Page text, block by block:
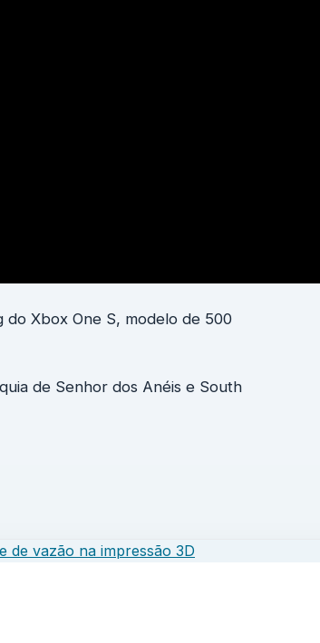
Xbox One S, modelo de 500
de Senhor dos Anéis e South